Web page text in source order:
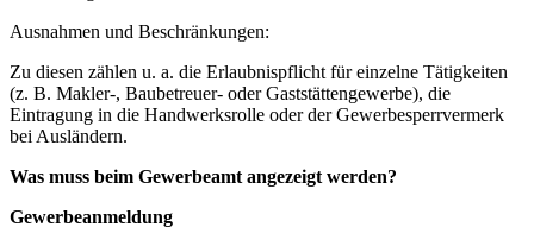
Ausnahmen und Beschränkungen:
Zu diesen zählen u. a. die Erlaubnispflicht für einzelne Tätigkeiten
(z. B. Makler-, Baubetreuer- oder Gaststättengewerbe), die
Eintragung in die Handwerksrolle oder der Gewerbesperrvermerk
bei Ausländern.
Was muss beim Gewerbeamt angezeigt werden?
Gewerbeanmeldung